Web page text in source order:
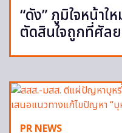
“ดัง” ภูมิใจหน้าใ
ตัดสินใจถูกที่ศัล
PR NEWS